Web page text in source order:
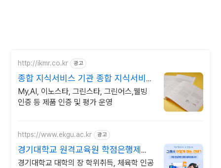
http://ikmr.co.kr 광고
종합 지식서비스 기관 종합 지식서비스
기관
My,AI, 이노스타, 그린스타, 그린어스,웰빙
인증 등 제품 인증 및 평가 운영
https://www.ekgu.ac.kr 광고
경기대학교 원격교육원 학점은행제
100%온라인수업
경기대학교 대학의 장 학위취득, 체육학 인공